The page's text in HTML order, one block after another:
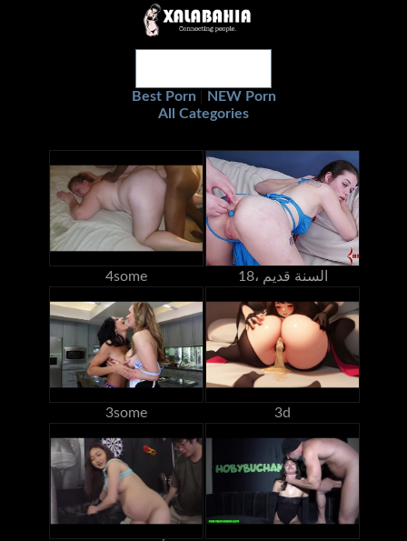
Best Porn
NEW Porn
All Categories
4some 18، السنة قديم
3some 3d